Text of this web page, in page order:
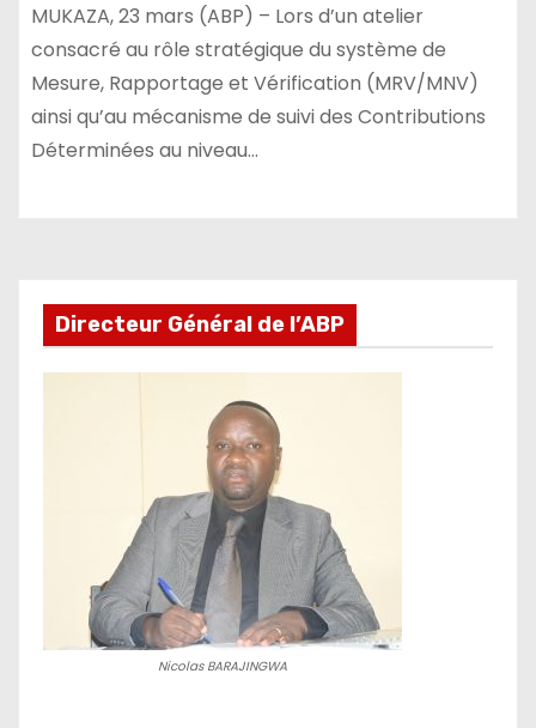
MUKAZA, 23 mars (ABP) – Lors d’un atelier
consacré au rôle stratégique du système de
Mesure, Rapportage et Vérification (MRV/MNV)
ainsi qu’au mécanisme de suivi des Contributions
Déterminées au niveau…
Directeur Général de l’ABP
Nicolas BARAJINGWA